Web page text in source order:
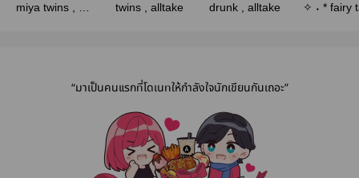
miya twins , no
twins , alltake drunk , alltake
✧ ˖ * fairy
“มาเป็นคนแรกที่โดเนทให้กำลังใจนักเขียนกันเถอะ”